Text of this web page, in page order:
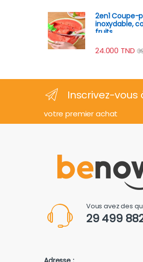
2en1 Coupe-
inoxydable,
fruits
24.000 TND
Inscrivez-
votre premier achat
Vous avez des
29 499